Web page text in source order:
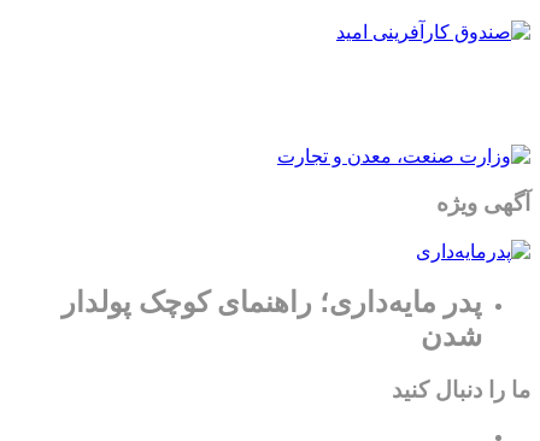
آگهی ویژه
پدر مایه‌داری؛ راهنمای کوچک پولدار
شدن
ما را دنبال کنید